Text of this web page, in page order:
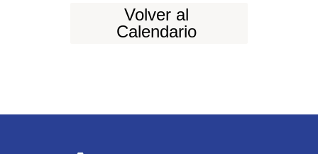
Volver al
Calendario